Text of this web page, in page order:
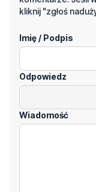
Odpowiedz
Wiadomość